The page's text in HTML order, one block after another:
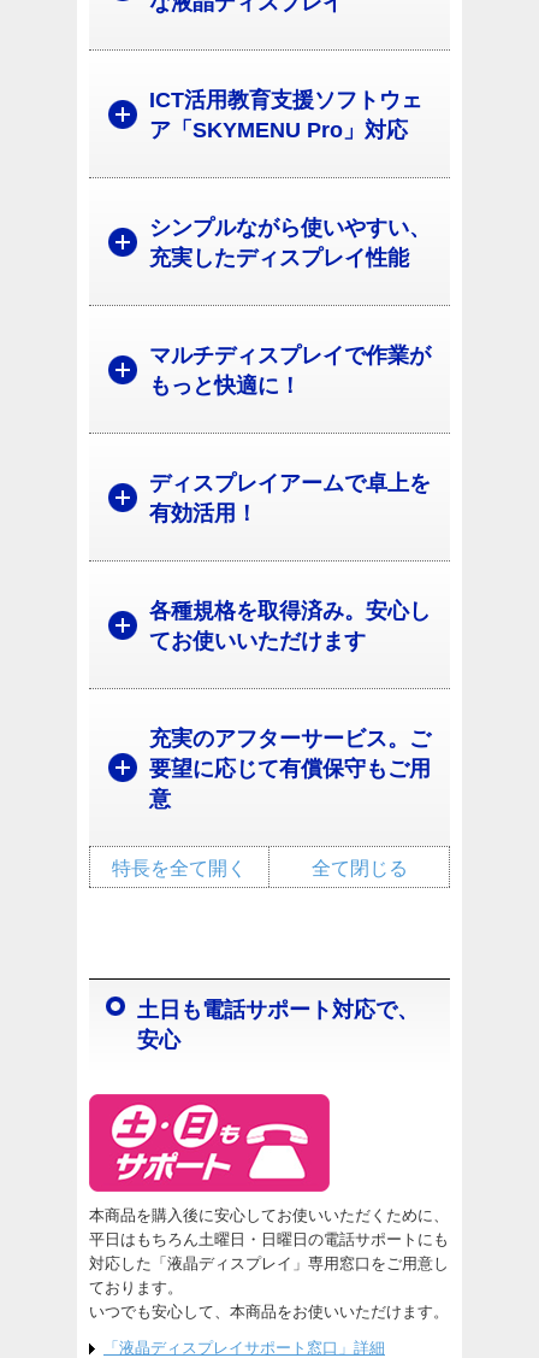
ICT活用教育支援ソフトウェ
ア「SKYMENU Pro」対応
シンプルながら使いやすい、
充実したディスプレイ性能
マルチディスプレイで作業が
もっと快適に！
ディスプレイアームで卓上を
有効活用！
各種規格を取得済み。安心し
てお使いいただけます
充実のアフターサービス。ご
要望に応じて有償保守もご用
意
全て閉じる
特長を全て開く
土日も電話サポート対応で、
安心
本商品を購入後に安心してお使いいただくために、
平日はもちろん土曜日・日曜日の電話サポートにも
対応した「液晶ディスプレイ」専用窓口をご用意し
ております。
いつでも安心して、本商品をお使いいただけます。
「液晶ディスプレイサポート窓口」詳細